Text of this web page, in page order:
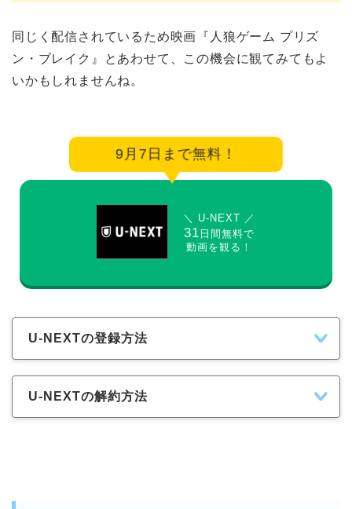
同じく配信されているため映画『人狼ゲーム プリズ
ン・ブレイク』とあわせて、この機会に観てみてもよ
いかもしれませんね。
9月7日まで無料！
＼ U-NEXT ／
31 日間無料で
動画を観る！
U-NEXTの登録方法
U-NEXTの解約方法